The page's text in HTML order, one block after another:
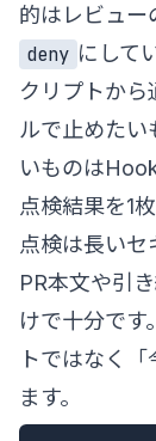
的はレビュー
deny にして
クリプトから
ルで止めた
いものは
点検結果を1
点検は長いセ
PR本文や引
けで十分です。
トではなく
ます。